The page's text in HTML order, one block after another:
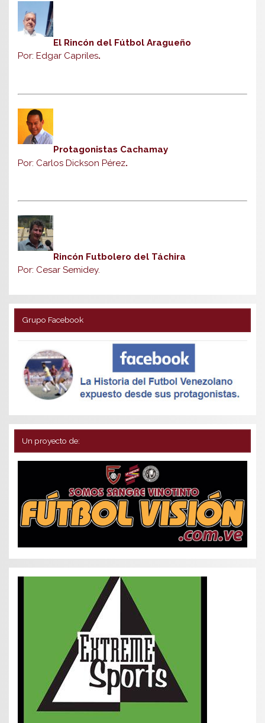
El Rincón del Fútbol Aragueño
Por: Edgar Capriles.
Protagonistas Cachamay
Por: Carlos Dickson Pérez.
Rincón Futbolero del Táchira
Por: Cesar Semidey.
Grupo Facebook
Un proyecto de: